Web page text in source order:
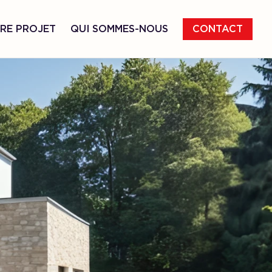
PROJET QUI SOMMES-NOUS CONTACT